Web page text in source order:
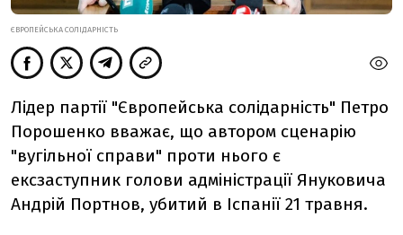
ЄВРОПЕЙСЬКА СОЛІДАРНІСТЬ
Лідер партії "Європейська солідарність" Петро
Порошенко вважає, що автором сценарію
"вугільної справи" проти нього є
ексзаступник голови адміністрації Януковича
Андрій Портнов, убитий в Іспанії 21 травня.